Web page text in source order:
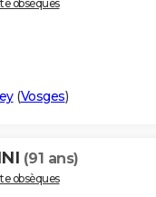
obsèques
(Vosges)
(91 ans)
obsèques